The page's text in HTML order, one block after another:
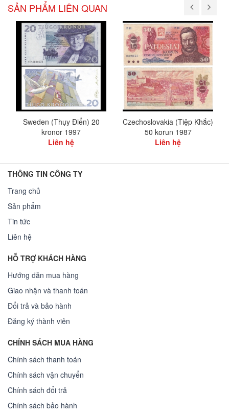
SẢN PHẨM LIÊN QUAN
Sweden (Thụy Điển) 20
kronor 1997
Liên hệ
Czechoslovakia (Tiệp Khắc)
50 korun 1987
Liên hệ
THÔNG TIN CÔNG TY
Trang chủ
Sản phẩm
Tin tức
Liên hệ
HỖ TRỢ KHÁCH HÀNG
Hướng dẫn mua hàng
Giao nhận và thanh toán
Đổi trả và bảo hành
Đăng ký thành viên
CHÍNH SÁCH MUA HÀNG
Chính sách thanh toán
Chính sách vận chuyển
Chính sách đổi trả
Chính sách bảo hành